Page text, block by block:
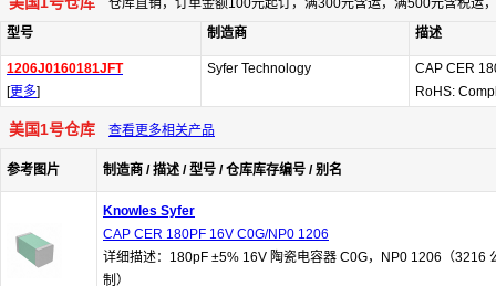
仓库直销，订单金额100元起订，满300元含运，满500元含税运
型号
制造商 描述
1206J0160181JFT
[更多]
Syfer Technology
CAP CER
RoHS:
美国1号仓库 查看更多相关产品
参考图片 制造商 / 描述 / 型号 / 仓库库存编号 / 别名
Knowles Syfer
CAP CER 180PF 16V C0G/NP0 1206
详细描述：180pF ±5% 16V 陶瓷电容器 C0G，NP0 1206（3216
制）